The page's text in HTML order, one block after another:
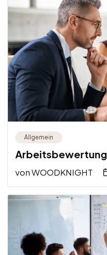
Allgemein
Arbeitsbewertung
vonWOODKNIGHT